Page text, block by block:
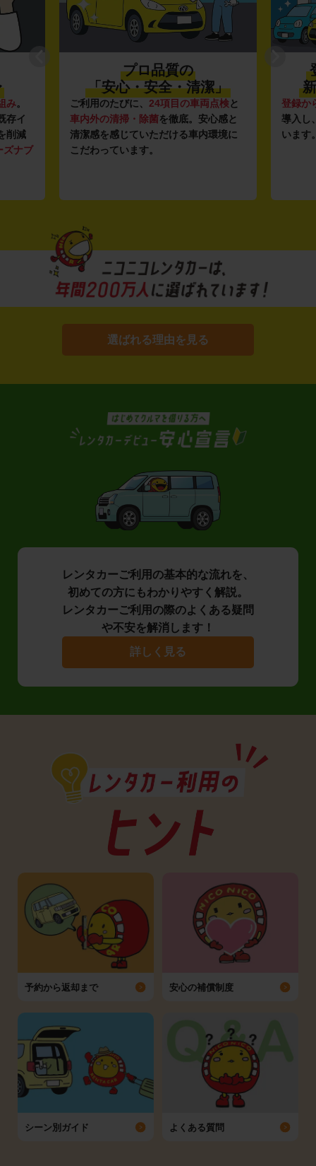
み。
存イ
削減
ズナブ
プロ品質の
「安心・安全・清潔」
ご利用のたびに、 24項目の車両点検と
車内外の清掃・除菌を徹底。安心感と
清潔感を感じていただける車内環境に
こだわっています。
登録か
導入し
います
選ばれる理由を見る
レンタカーご利用の基本的な流れを、
初めての方にもわかりやすく解説。
レンタカーご利用の際のよくある疑問
や不安を解消します！
詳しく見る
予約から返却まで 安心の補償制度
シーン別ガイド よくある質問